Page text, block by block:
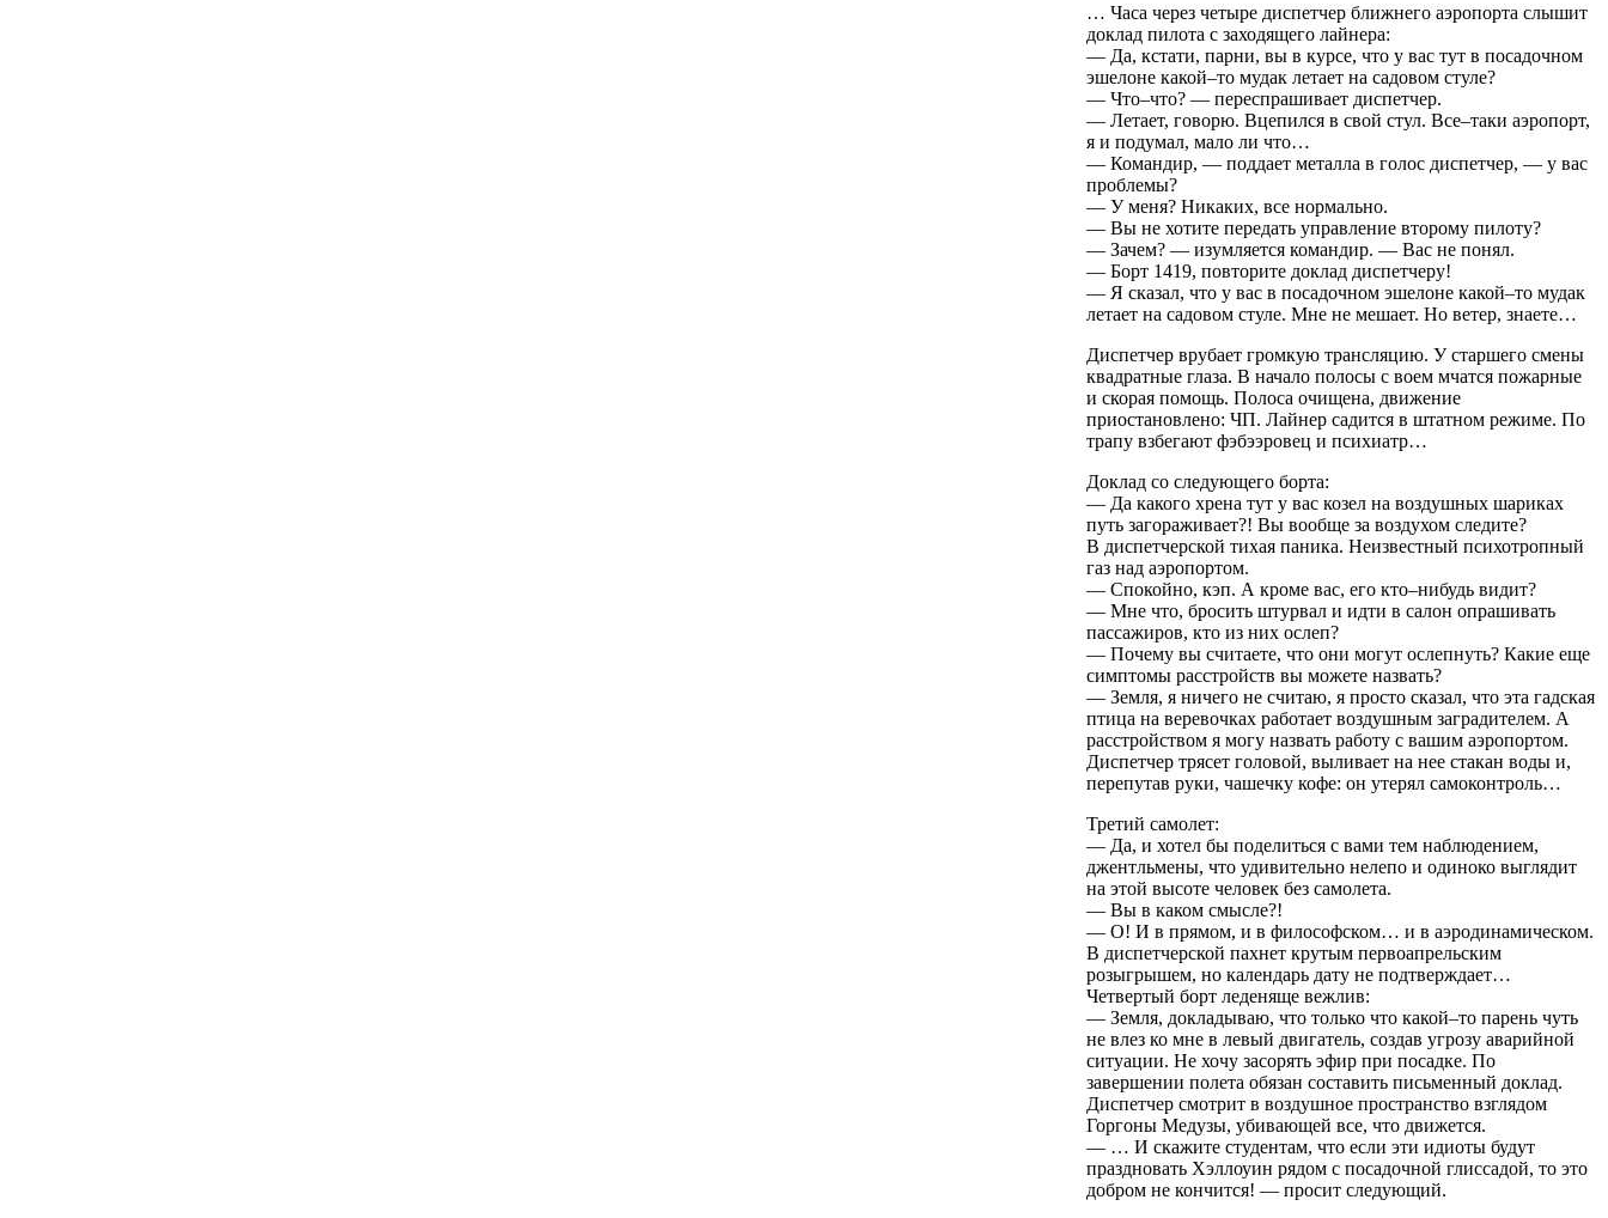
… Часа через четыре диспетчер ближнего аэропорта слышит
доклад пилота с заходящего лайнера:
— Да, кстати, парни, вы в курсе, что у вас тут в посадочном
эшелоне какой–то мудак летает на садовом стуле?
— Что–что? — переспрашивает диспетчер.
— Летает, говорю. Вцепился в свой стул. Все–таки аэропорт,
я и подумал, мало ли что…
— Командир, — поддает металла в голос диспетчер, — у вас
проблемы?
— У меня? Никаких, все нормально.
— Вы не хотите передать управление второму пилоту?
— Зачем? — изумляется командир. — Вас не понял.
— Борт 1419, повторите доклад диспетчеру!
— Я сказал, что у вас в посадочном эшелоне какой–то мудак
летает на садовом стуле. Мне не мешает. Но ветер, знаете…
Диспетчер врубает громкую трансляцию. У старшего смены
квадратные глаза. В начало полосы с воем мчатся пожарные
и скорая помощь. Полоса очищена, движение
приостановлено: ЧП. Лайнер садится в штатном режиме. По
трапу взбегают фэбээровец и психиатр…
Доклад со следующего борта:
— Да какого хрена тут у вас козел на воздушных шариках
путь загораживает?! Вы вообще за воздухом следите?
В диспетчерской тихая паника. Неизвестный психотропный
газ над аэропортом.
— Спокойно, кэп. А кроме вас, его кто–нибудь видит?
— Мне что, бросить штурвал и идти в салон опрашивать
пассажиров, кто из них ослеп?
— Почему вы считаете, что они могут ослепнуть? Какие еще
симптомы расстройств вы можете назвать?
— Земля, я ничего не считаю, я просто сказал, что эта гадская
птица на веревочках работает воздушным заградителем. А
расстройством я могу назвать работу с вашим аэропортом.
Диспетчер трясет головой, выливает на нее стакан воды и,
перепутав руки, чашечку кофе: он утерял самоконтроль…
Третий самолет:
— Да, и хотел бы поделиться с вами тем наблюдением,
джентльмены, что удивительно нелепо и одиноко выглядит
на этой высоте человек без самолета.
— Вы в каком смысле?!
— О! И в прямом, и в философском… и в аэродинамическом.
В диспетчерской пахнет крутым первоапрельским
розыгрышем, но календарь дату не подтверждает…
Четвертый борт леденяще вежлив:
— Земля, докладываю, что только что какой–то парень чуть
не влез ко мне в левый двигатель, создав угрозу аварийной
ситуации. Не хочу засорять эфир при посадке. По
завершении полета обязан составить письменный доклад.
Диспетчер смотрит в воздушное пространство взглядом
Горгоны Медузы, убивающей все, что движется.
— … И скажите студентам, что если эти идиоты будут
праздновать Хэллоуин рядом с посадочной глиссадой, то это
добром не кончится! — просит следующий.